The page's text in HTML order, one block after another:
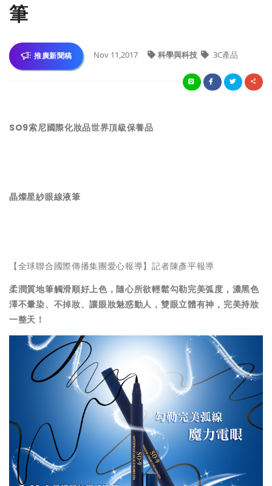
筆
推廣新聞稿 Nov 11,2017 科學與科技 3C產品
SO9索尼國際化妝品世界頂級保養品
晶燦星紗眼線液筆
【全球聯合國際傳播集團愛心報導】記者陳彥平報導
柔潤質地筆觸滑順好上色，隨心所欲輕鬆勾勒完美弧度，濃黑色
澤不暈染、不掉妝、讓眼妝魅惑動人，雙眼立體有神，完美持妝
一整天！